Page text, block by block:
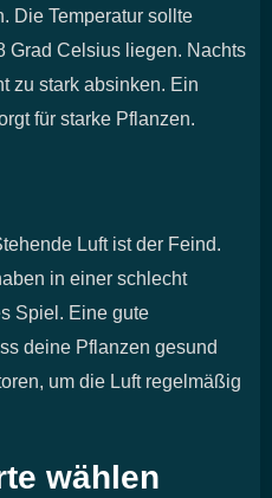
Die Temperatur sollte
Grad Celsius liegen. Nachts
zu stark absinken. Ein
für starke Pflanzen.
Luft ist der Feind.
in einer schlecht
Spiel. Eine gute
deine Pflanzen gesund
um die Luft regelmäßig
wählen